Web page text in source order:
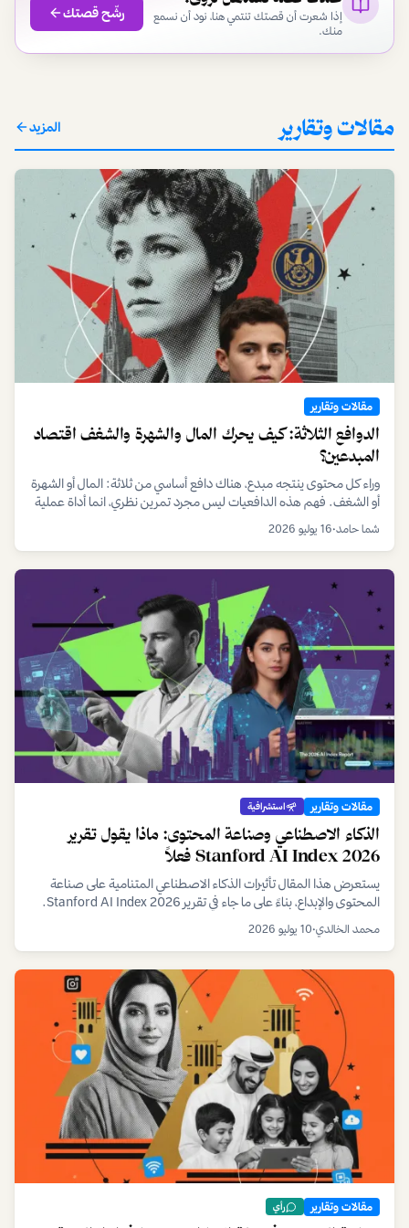
إذا شعرت أن قصتك تنتمي هنا، نود أن نسمع
منك.
رشّح قصتك
مقالات وتقارير المزيد
مقالات وتقارير
الدوافع الثلاثة: كيف يحرك المال والشهرة والشغف اقتصاد
المبدعين؟
وراء كل محتوى ينتجه مبدع، هناك دافع أساسي من ثلاثة: المال أو الشهرة
أو الشغف. فهم هذه الدافعيات ليس مجرد تمرين نظري، انما أداة عملية
والاستدامة المهنية.
شما حامد•16 يوليو 2026
مقالات وتقارير استشرافية
الذكاء الاصطناعي وصناعة المحتوى: ماذا يقول تقرير
Stanford AI Index 2026 فعلاً
يستعرض هذا المقال تأثيرات الذكاء الاصطناعي المتنامية على صناعة
المحتوى والإبداع، بناءً على ما جاء في تقرير Stanford AI Index 2026.
الاصطناعي.
محمد الخالدي•10 يوليو 2026
مقالات وتقارير رأي